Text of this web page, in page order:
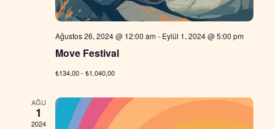
Ağustos 26, 2024 @ 12:00 am- Eylül 1, 2024 @ 5:00 pm
Move Festival
₺134,00 - ₺1.040,00
AĞU
1
2024